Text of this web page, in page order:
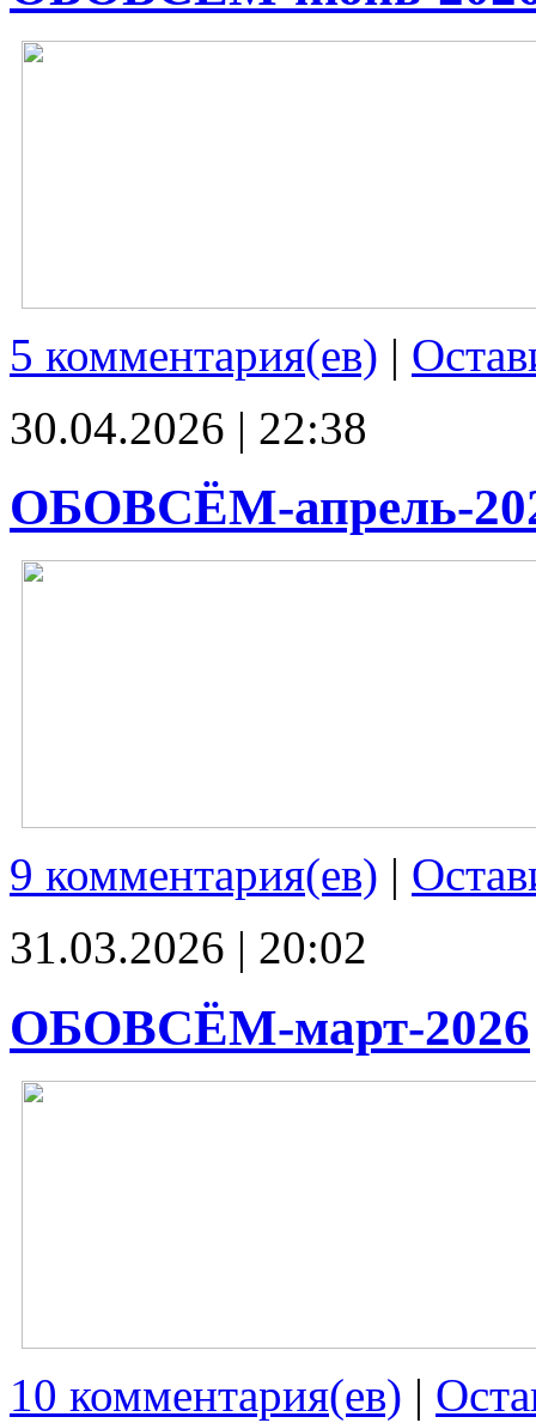
5 комментария(ев) |
30.04.2026 | 22:38
ОБОВСЁМ-апрель-
9 комментария(ев) |
31.03.2026 | 20:02
ОБОВСЁМ-март-2026
10 комментария(ев) |